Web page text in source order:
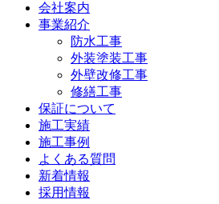
会社案内
事業紹介
防水工事
外装塗装工事
外壁改修工事
修繕工事
保証について
施工実績
施工事例
よくある質問
新着情報
採用情報